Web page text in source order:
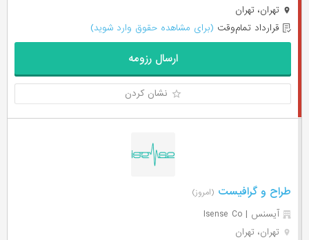
تهران، تهران
قرارداد تمام‌وقت (برای مشاهده حقوق وارد شوید)
ارسال رزومه
نشان کردن
طراح و گرافیست (امروز)
آیسنس | Isense Co
تهران، تهران